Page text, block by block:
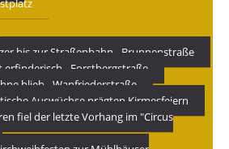
bis zur Straßenbahn - Brunnenstraße
erfinderisch - Forstbergstraße
blieb - Wanfriederstraße
Auswüchse prägten Kirmesfeiern
fiel der letzte Vorhang im "Circus